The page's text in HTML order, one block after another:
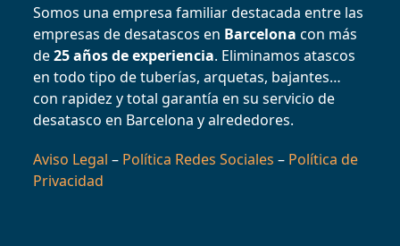
Somos una empresa familiar destacada entre las
empresas de desatascos en Barcelona con más
de25 años de experiencia. Eliminamos atascos
en todo tipo de tuberías, arquetas, bajantes…
con rapidez y total garantía en su servicio de
desatasco en Barcelona y alrededores.
Aviso Legal– Política Redes Sociales – Política de
Privacidad